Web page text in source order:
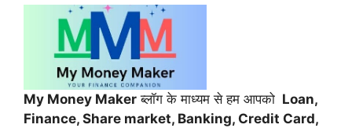
My Money Maker ब्लॉग के माध्यम से हम आपको Loan,
Finance, Share market, Banking, Credit Card,